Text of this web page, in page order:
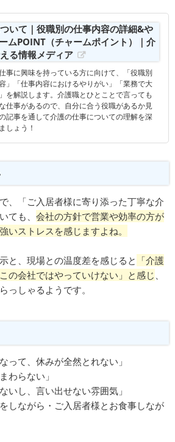
いて｜役職別の仕事内容の詳細&や
ムPOINT（チャームポイント）｜介
る情報メディア
事に興味を持っている方に向けて、「役職別
」「仕事内容におけるやりがい」「業務で大
を解説します。介護職とひとことで言っても
仕事があるので、自分に合う役職があるか見
記事を通して介護の仕事についての理解を深
しょう！
、「ご入居者様に寄り添った丁寧な介
ても、 会社の方針で営業や効率の方が
いストレスを感じますよね。
と、現場との温度差を感じると 「介護
の会社ではやっていけない」と感じ
っしゃるようです。
って、休みが全然とれない」
わらない」
いし、言い出せない雰囲気」
しながら・ご入居者様とお食事しなが